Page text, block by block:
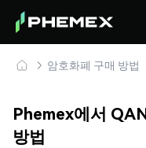
암호화폐 구매 방법
Phemex에서
방법